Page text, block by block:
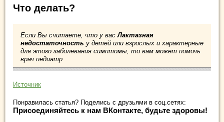
Что делать?
Если Вы считаете, что у васЛактазная
недостаточность у детей или взрослых и характерные
для этого заболевания симптомы, то вам может помочь
врач педиатр.
Источник
Понравилась статья? Поделись с друзьями в соц.сетях:
Присоединяйтесь к нам ВКонтакте, будьте здоровы!